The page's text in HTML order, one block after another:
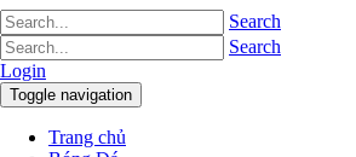
Search
Search
Login
Toggle navigation
Trang chủ